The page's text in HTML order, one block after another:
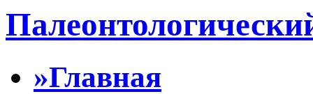
»Главная